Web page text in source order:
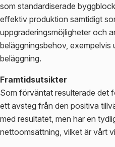
som standardiserade
effektiv produktion samtidigt
uppgraderingsmöjligheter och
beläggningsbehov, exempelvis
beläggning.
Framtidsutsikter
Som förväntat resulterade det
ett avsteg från den positiva
med resultatet, men har en
nettoomsättning, vilket är vårt